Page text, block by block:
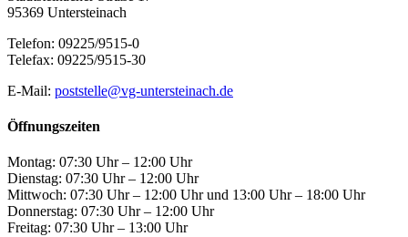
95369 Untersteinach
Telefon: 09225/9515-0
Telefax: 09225/9515-30
E-Mail: poststelle@vg-untersteinach.de
Öffnungszeiten
Montag: 07:30 Uhr – 12:00 Uhr
Dienstag: 07:30 Uhr – 12:00 Uhr
Mittwoch: 07:30 Uhr – 12:00 Uhr und 13:00 Uhr – 18:00 Uhr
Donnerstag: 07:30 Uhr – 12:00 Uhr
Freitag: 07:30 Uhr – 13:00 Uhr